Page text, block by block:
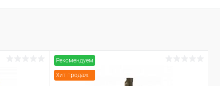
Рекомендуем
Хит продаж